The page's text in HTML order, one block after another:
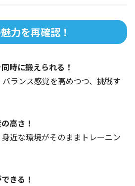
力を再確認！
時に鍛えられる！
ランス感覚を高めつつ、挑戦す
高さ！
近な環境がそのままトレーニン
きる！